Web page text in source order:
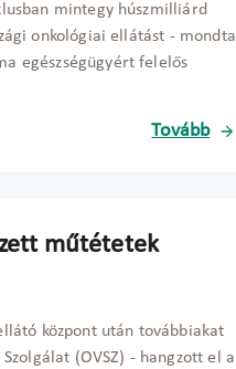
mintegy húszmilliárd
onkológiai ellátást - mondta
egészségügyért felelős
Tovább
műtétetek
központ után továbbiakat
(OVSZ) - hangzott el a